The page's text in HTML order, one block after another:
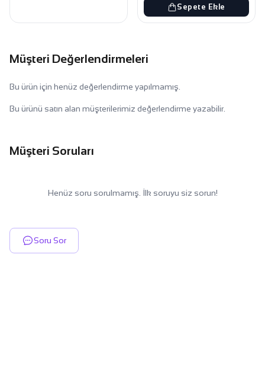
Sepete Ekle
Müşteri Değerlendirmeleri
Bu ürün için henüz değerlendirme yapılmamış.
Bu ürünü satın alan müşterilerimiz değerlendirme yazabilir.
Müşteri Soruları
Henüz soru sorulmamış. İlk soruyu siz sorun!
Soru Sor